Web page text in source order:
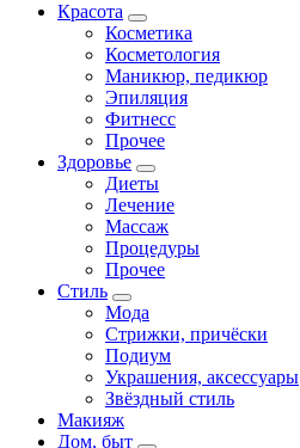
Красота
Косметика
Косметология
Маникюр, педикюр
Эпиляция
Фитнесс
Прочее
Здоровье
Диеты
Лечение
Массаж
Процедуры
Прочее
Стиль
Мода
Стрижки, причёски
Подиум
Украшения, аксессуары
Звёздный стиль
Макияж
Дом, быт